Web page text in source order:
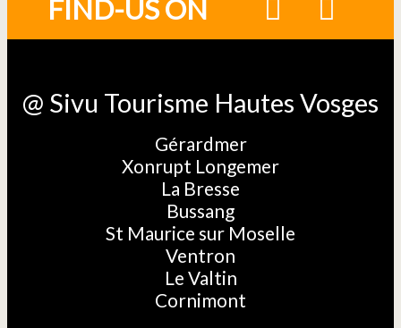
FIND-US ON
@ Sivu Tourisme Hautes Vosges
Gérardmer
Xonrupt Longemer
La Bresse
Bussang
St Maurice sur Moselle
Ventron
Le Valtin
Cornimont